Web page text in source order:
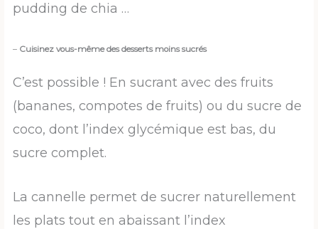
pudding de chia …
– Cuisinez vous-même des desserts moins sucrés
C’est possible ! En sucrant avec des fruits
(bananes, compotes de fruits) ou du sucre de
coco, dont l’index glycémique est bas, du
sucre complet.
La cannelle permet de sucrer naturellement
les plats tout en abaissant l’index